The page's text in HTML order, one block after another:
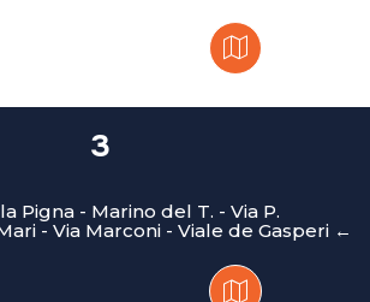
3
Pigna - Marino del T. - Via P.
- Via Marconi - Viale de Gasperi ←